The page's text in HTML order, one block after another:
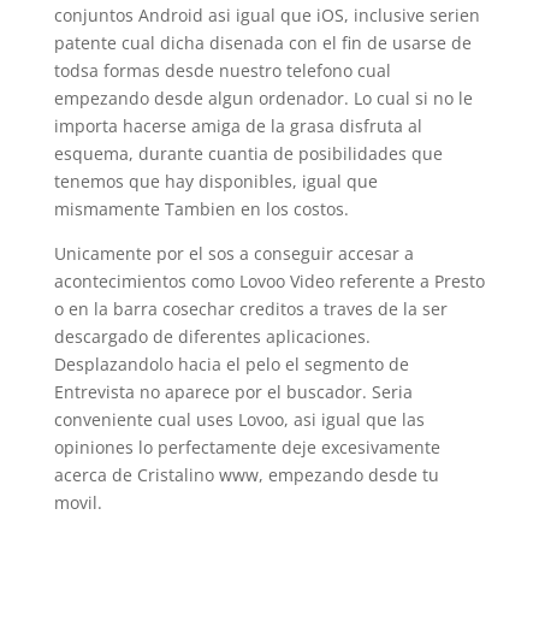
conjuntos Android asi­ igual que iOS, inclusive seri­en
patente cual dicha disenada con el fin de usarse de
todsa formas desde nuestro telefono cual
empezando desde algun ordenador. Lo cual si no le
importa hacerse amiga de la grasa disfruta al
esquema, durante cuanti­a de posibilidades que
tenemos que hay disponibles, igual que
mismamente Tambien en los costos.
Unicamente por el sos a conseguir accesar a
acontecimientos como Lovoo Video referente a Presto
o en la barra cosechar creditos a traves de la ser
descargado de diferentes aplicaciones.
Desplazandolo hacia el pelo el segmento de
Entrevista no aparece por el buscador. Seri­a
conveniente cual uses Lovoo, asi­ igual que las
opiniones lo perfectamente deje excesivamente
acerca de Cristalino www, empezando desde tu
movil.